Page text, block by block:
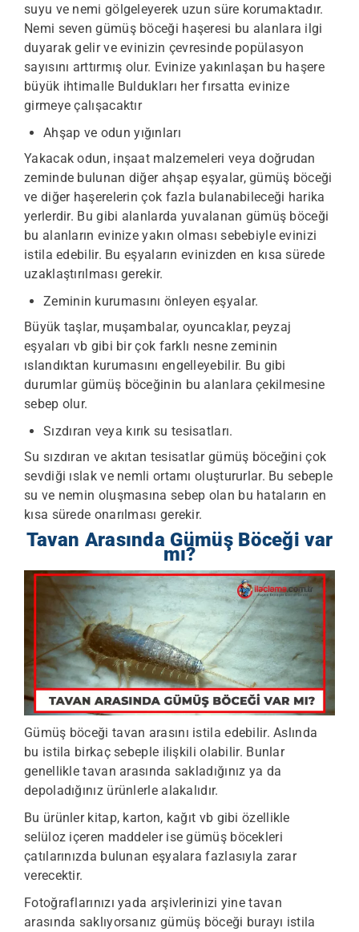
suyu ve nemi gölgeleyerek uzun süre korumaktadır.
Nemi seven gümüş böceği haşeresi bu alanlara ilgi
duyarak gelir ve evinizin çevresinde popülasyon
sayısını arttırmış olur. Evinize yakınlaşan bu haşere
büyük ihtimalle Buldukları her fırsatta evinize
girmeye çalışacaktır
Ahşap ve odun yığınları
Yakacak odun, inşaat malzemeleri veya doğrudan
zeminde bulunan diğer ahşap eşyalar, gümüş böceği
ve diğer haşerelerin çok fazla bulanabileceği harika
yerlerdir. Bu gibi alanlarda yuvalanan gümüş böceği
bu alanların evinize yakın olması sebebiyle evinizi
istila edebilir. Bu eşyaların evinizden en kısa sürede
uzaklaştırılması gerekir.
Zeminin kurumasını önleyen eşyalar.
Büyük taşlar, muşambalar, oyuncaklar, peyzaj
eşyaları vb gibi bir çok farklı nesne zeminin
ıslandıktan kurumasını engelleyebilir. Bu gibi
durumlar gümüş böceğinin bu alanlara çekilmesine
sebep olur.
Sızdıran veya kırık su tesisatları.
Su sızdıran ve akıtan tesisatlar gümüş böceğini çok
sevdiği ıslak ve nemli ortamı oluştururlar. Bu sebeple
su ve nemin oluşmasına sebep olan bu hataların en
kısa sürede onarılması gerekir.
Tavan Arasında Gümüş Böceği var
mı?
Gümüş böceği tavan arasını istila edebilir. Aslında
bu istila birkaç sebeple ilişkili olabilir. Bunlar
genellikle tavan arasında sakladığınız ya da
depoladığınız ürünlerle alakalıdır.
Bu ürünler kitap, karton, kağıt vb gibi özellikle
selüloz içeren maddeler ise gümüş böcekleri
çatılarınızda bulunan eşyalara fazlasıyla zarar
verecektir.
Fotoğraflarınızı yada arşivlerinizi yine tavan
arasında saklıyorsanız gümüş böceği burayı istila